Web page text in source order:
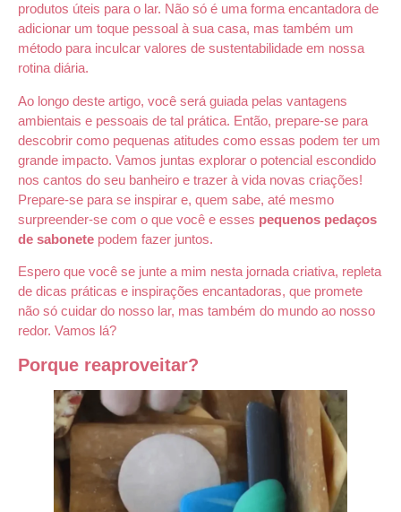
produtos úteis para o lar. Não só é uma forma encantadora de
adicionar um toque pessoal à sua casa, mas também um
método para inculcar valores de sustentabilidade em nossa
rotina diária.
Ao longo deste artigo, você será guiada pelas vantagens
ambientais e pessoais de tal prática. Então, prepare-se para
descobrir como pequenas atitudes como essas podem ter um
grande impacto. Vamos juntas explorar o potencial escondido
nos cantos do seu banheiro e trazer à vida novas criações!
Prepare-se para se inspirar e, quem sabe, até mesmo
surpreender-se com o que você e esses pequenos pedaços
de sabonete podem fazer juntos.
Espero que você se junte a mim nesta jornada criativa, repleta
de dicas práticas e inspirações encantadoras, que promete
não só cuidar do nosso lar, mas também do mundo ao nosso
redor. Vamos lá?
Porque reaproveitar?